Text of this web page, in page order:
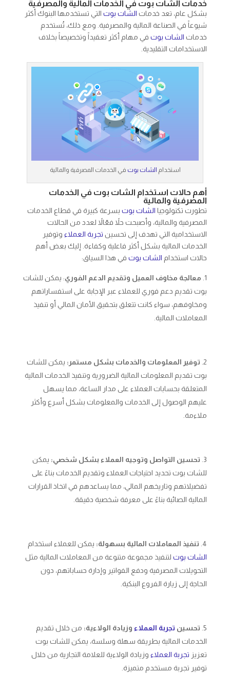
خدمات الشات بوت في الخدمات المالية والمصرفية
بشكل عام، تعد خدمات الشات بوتالتي تستخدمها البنوك أكثر
شيوعاً في الصناعة المالية والمصرفية. ومع ذلك، تُستخدم
خدمات الشات بوتفي مهام أكثر تعقيداً وتخصيصاً بخلاف
الاستخدامات التقليدية.
استخدام الشات بوت في الخدمات المصرفية والمالية
أهم حالات استخدام الشات بوت في الخدمات
المصرفية والمالية
تطورت تكنولوجيا الشات بوتبسرعة كبيرة في قطاع الخدمات
المصرفية والمالية، وأصبحت حلاً فعّالاً لعدد من الحالات
الاستخدامية التي تهدف إلى تحسين تجربة العملاءوتوفير
الخدمات المالية بشكل أكثر فاعلية وكفاءة. إليك بعض أهم
حالات استخدام الشات بوتفي هذا السياق:
معالجة مخاوف العميل وتقديم الدعم الفوري: يمكن للشات
بوت تقديم دعم فوري للعملاء عبر الإجابة على استفساراتهم
ومخاوفهم، سواء كانت تتعلق بتحقيق الأمان المالي أو تنفيذ
المعاملات المالية.
توفير المعلومات والخدمات بشكل مستمر: يمكن للشات
بوت تقديم المعلومات المالية الضرورية وتنفيذ الخدمات المالية
المتعلقة بحسابات العملاء على مدار الساعة، مما يسهل
عليهم الوصول إلى الخدمات والمعلومات بشكل أسرع وأكثر
ملاءمة.
تحسين التواصل وتوجيه العملاء بشكل شخصي: يمكن
للشات بوت تحديد احتياجات العملاء وتقديم الخدمات بناءً على
تفضيلاتهم وتاريخهم المالي، مما يساعدهم في اتخاذ القرارات
المالية الصائبة بناءً على معرفة شخصية دقيقة.
تنفيذ المعاملات المالية بسهولة: يمكن للعملاء استخدام
الشات بوتلتنفيذ مجموعة متنوعة من المعاملات المالية مثل
التحويلات المصرفية ودفع الفواتير وإدارة حساباتهم، دون
الحاجة إلى زيارة الفروع البنكية.
تحسين تجربة العملاء وزيادة الولاءية: من خلال تقديم
الخدمات المالية بطريقة سهلة وسلسة، يمكن للشات بوت
تعزيز تجربة العملاءوزيادة الولاءية للعلامة التجارية من خلال
توفير تجربة مستخدم متميزة.